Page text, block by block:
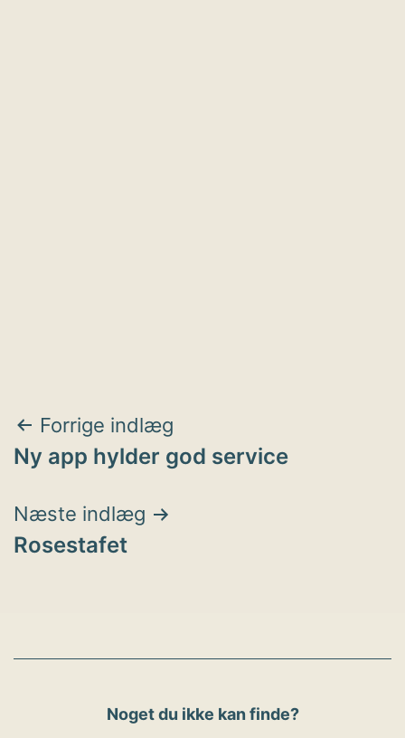
Indlægsnavigation
Forrige indlæg
Ny app hylder god service
Næste indlæg
Rosestafet
Noget du ikke kan finde?